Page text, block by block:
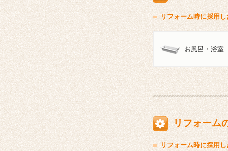
リフォーム時に採用
お風呂・浴室
リフォーム
リフォーム時に採用し